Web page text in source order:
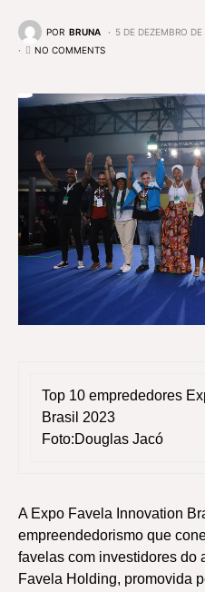
POR BRUNA 5 DE DEZEMBRO
NO COMMENTS
Top 10 emprededores
Brasil 2023
Foto:Douglas Jacó
A Expo Favela Innovation
empreendedorismo que
favelas com investidores do
Favela Holding, promovida